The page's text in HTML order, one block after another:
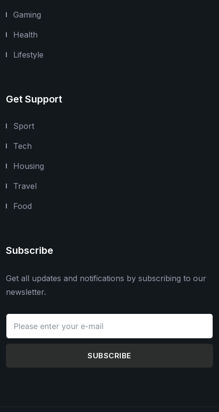
Gaming
Health
Lifestyle
Get Support
Sport
Tech
Housing
Travel
Food
Subscribe
Get all updates and notifications by subscribing to our
newsletter.
SUBSCRIBE